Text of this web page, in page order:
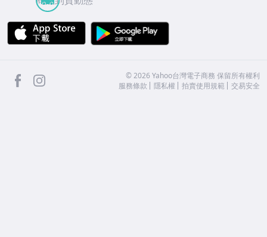
APP Store
facebook ©2026 Yahoo台灣電子商務 保留所有權利
服務條款
隱私權 拍賣使用規範 交易安全